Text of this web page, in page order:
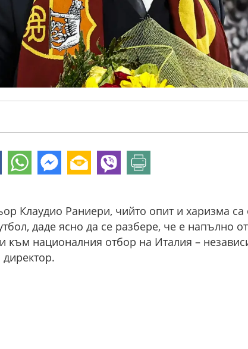
Клаудио Раниери, чийто опит и харизма са
даде ясно да се разбере, че е напълно
към националния отбор на Италия –
директор.